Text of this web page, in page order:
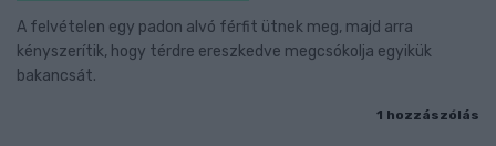
A felvételen egy padon alvó férfit ütnek meg, majd arra
kényszerítik, hogy térdre ereszkedve megcsókolja egyikük
bakancsát.
1 hozzászólás